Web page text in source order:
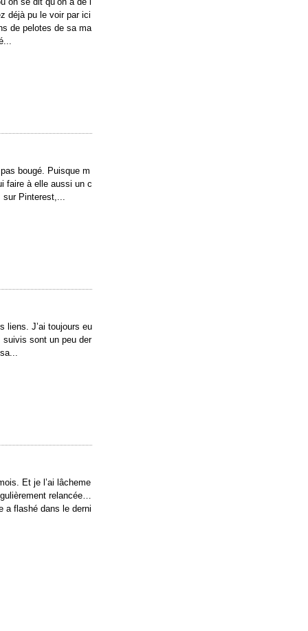
déjà pu le voir par ici
de pelotes de sa ma
bougé. Puisque m
faire à elle aussi un c
sur Pinterest,...
liens. J’ai toujours eu
sont un peu der
Et je l’ai lâcheme
relancée…
a flashé dans le derni